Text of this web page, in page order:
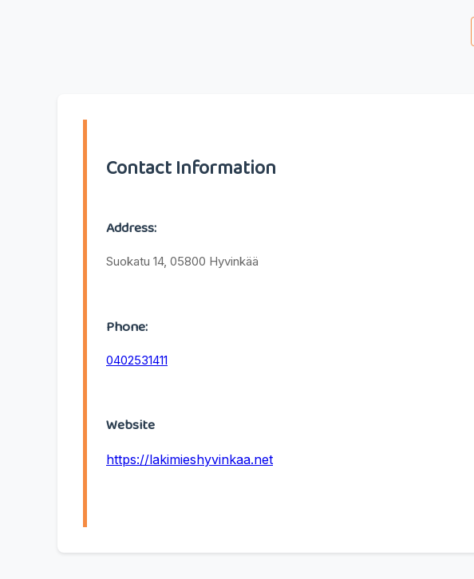
Contact Information
Address:
Suokatu 14, 05800 Hyvinkää
Phone:
0402531411
Website
https://lakimieshyvinkaa.net